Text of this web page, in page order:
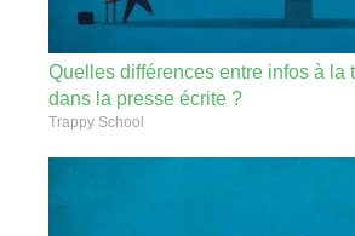
Quelles différences entre infos à la
dans la presse écrite ?
Trappy School